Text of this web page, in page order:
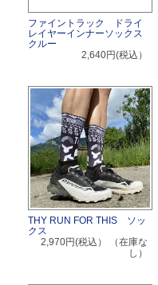
ファイントラック ドライ
レイヤーインナーソックス
クルー
2,640円(税込）
THY RUN FOR THIS ソッ
クス
2,970円(税込）
（在庫な
し）